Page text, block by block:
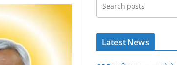
Latest News